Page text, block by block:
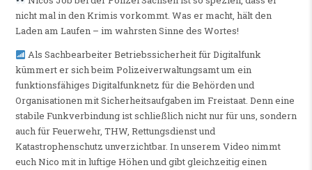
nicht mal in den Krimis vorkommt. Was er macht, hält den
Laden am Laufen – im wahrsten Sinne des Wortes!
Als Sachbearbeiter Betriebssicherheit für Digitalfunk
kümmert er sich beim Polizeiverwaltungsamt um ein
funktionsfähiges Digitalfunknetz für die Behörden und
Organisationen mit Sicherheitsaufgaben im Freistaat. Denn eine
stabile Funkverbindung ist schließlich nicht nur für uns, sondern
auch für Feuerwehr, THW, Rettungsdienst und
Katastrophenschutz unverzichtbar. In unserem Video nimmt
euch Nico mit in luftige Höhen und gibt gleichzeitig einen